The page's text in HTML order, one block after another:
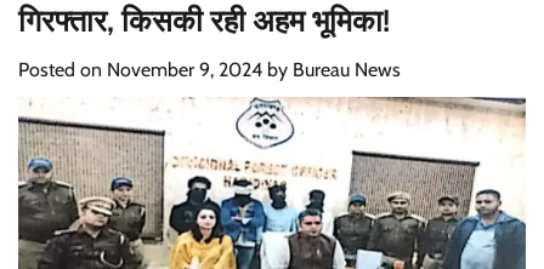
गिरफ्तार, किसकी रही अहम भूमिका!
Posted on November 9, 2024 by Bureau News